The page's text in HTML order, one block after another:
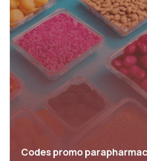
Codes promo